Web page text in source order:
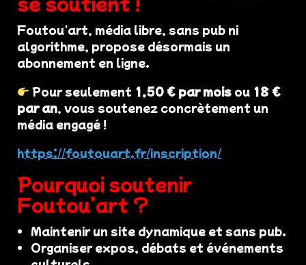
Foutou'art, média libre, sans pub ni
algorithme, propose désormais un
abonnement en ligne.
Pour seulement 1,50 € par mois ou 18 €
par an, vous soutenez concrètement un
média engagé !
https://foutouart.fr/inscription/
Pourquoi soutenir
Foutou’art ?
Maintenir un site dynamique et sans pub.
Organiser expos, débats et événements